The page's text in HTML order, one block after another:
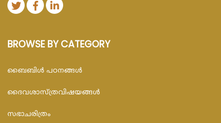
BROWSE BY CATEGORY
ബൈബിള്‍ പഠനങ്ങള്‍
ദൈവശാസ്ത്രവിഷയങ്ങള്‍
സഭാചരിത്രം